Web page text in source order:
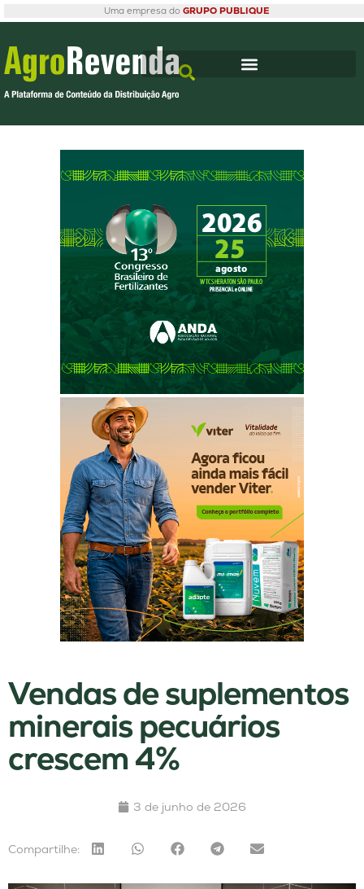
Uma empresa do GRUPO PUBLIQUE
Vendas de suplementos
minerais pecuários
crescem 4%
3 de junho de 2026
Compartilhe: